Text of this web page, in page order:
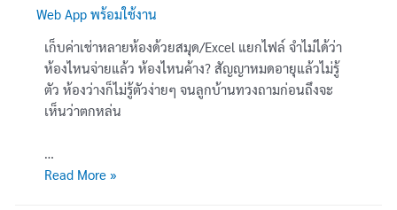
Web App พร้อมใช้งาน
เก็บค่าเช่าหลายห้องด้วยสมุด/Excel แยกไฟล์ จำไม่ได้ว่า
ห้องไหนจ่ายแล้ว ห้องไหนค้าง? สัญญาหมดอายุแล้วไม่รู้
ตัว ห้องว่างก็ไม่รู้ตัวง่ายๆ จนลูกบ้านทวงถามก่อนถึงจะ
เห็นว่าตกหล่น
…
[Web
Read More »